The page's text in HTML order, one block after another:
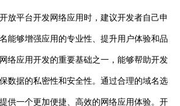
平台开发网络应用时，建议开发者自己申
能够增强应用的专业性、提升用户体验和品
络应用开发的重要基础之一，能够帮助开发
数据的私密性和安全性。通过合理的域名选
供一个更加便捷、高效的网络应用体验。开